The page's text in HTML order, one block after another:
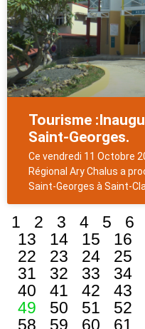
Tourisme
Saint-Georges.
Ce vendredi 11 Octobre
Régional Ary Chalus a
Saint-Georges à Saint-
1 2 3 4 5 6
13
14 15 16
22
23 24 25
31
32 33 34
40
41 42 43
49
50 51 52
58
59 60 61